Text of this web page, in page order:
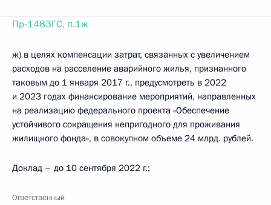
Пр-1483ГС, п.1ж
ж) в целях компенсации затрат, связанных с увеличением
расходов на расселение аварийного жилья, признанного
таковым до 1 января 2017 г., предусмотреть в 2022
и 2023 годах финансирование мероприятий, направленных
на реализацию федерального проекта «Обеспечение
устойчивого сокращения непригодного для проживания
жилищного фонда», в совокупном объеме 24 млрд. рублей.
Доклад – до 10 сентября 2022 г.;
Ответственный